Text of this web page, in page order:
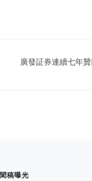
廣發証券連續七年
稿曝光